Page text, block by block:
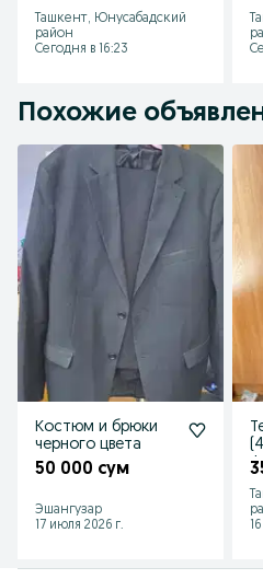
перила навес
Ташкент, Юнусабадский
район
Сегодня в 16:23
Похожие
Костюм и брюки
черного цвета
50 000 сум
Эшангузар
17 июля 2026 г.